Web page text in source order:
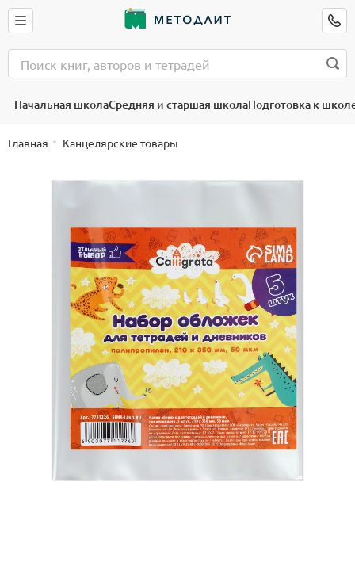
Начальная школаСредняя и старшая школаПодготовка к
Главная Канцелярские товары